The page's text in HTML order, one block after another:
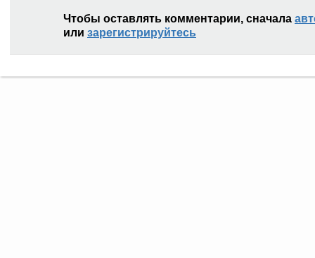
Чтобы оставлять комментарии, сначала
или зарегистрируйтесь